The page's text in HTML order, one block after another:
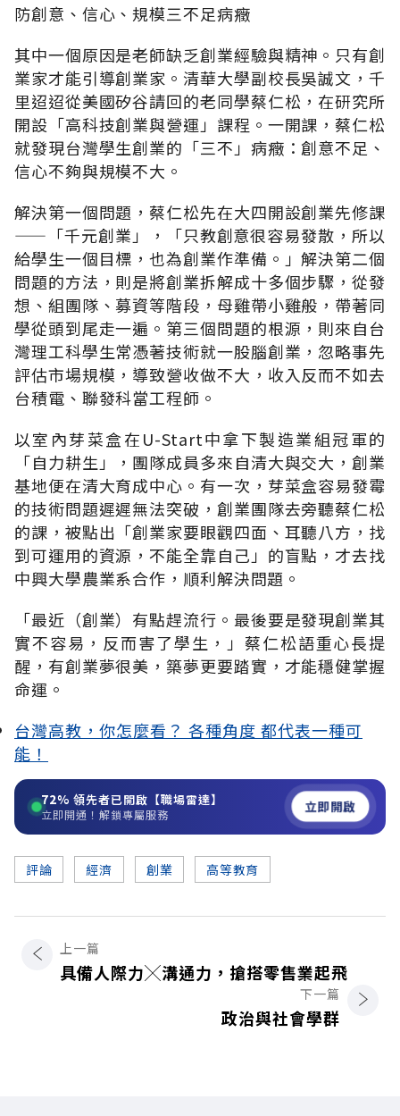
防創意、信心、規模三不足病癥
其中一個原因是老師缺乏創業經驗與精神。只有創
業家才能引導創業家。清華大學副校長吳誠文，千
里迢迢從美國矽谷請回的老同學蔡仁松，在研究所
開設「高科技創業與營運」課程。一開課，蔡仁松
就發現台灣學生創業的「三不」病癥：創意不足、
信心不夠與規模不大。
解決第一個問題，蔡仁松先在大四開設創業先修課
——「千元創業」，「只教創意很容易發散，所以
給學生一個目標，也為創業作準備。」解決第二個
問題的方法，則是將創業拆解成十多個步驟，從發
想、組團隊、募資等階段，母雞帶小雞般，帶著同
學從頭到尾走一遍。第三個問題的根源，則來自台
灣理工科學生常憑著技術就一股腦創業，忽略事先
評估市場規模，導致營收做不大，收入反而不如去
台積電、聯發科當工程師。
以室內芽菜盒在U-Start中拿下製造業組冠軍的
「自力耕生」，團隊成員多來自清大與交大，創業
基地便在清大育成中心。有一次，芽菜盒容易發霉
的技術問題遲遲無法突破，創業團隊去旁聽蔡仁松
的課，被點出「創業家要眼觀四面、耳聽八方，找
到可運用的資源，不能全靠自己」的盲點，才去找
中興大學農業系合作，順利解決問題。
「最近（創業）有點趕流行。最後要是發現創業其
實不容易，反而害了學生，」蔡仁松語重心長提
醒，有創業夢很美，築夢更要踏實，才能穩健掌握
命運。
台灣高教，你怎麼看？ 各種角度 都代表一種可
能！
72% 領先者已開啟【職場雷達】
立即開通！解鎖專屬服務 立即開啟
評論 經濟 創業 高等教育
上一篇
具備人際力╳溝通力，搶搭零售業起飛
下一篇
政治與社會學群